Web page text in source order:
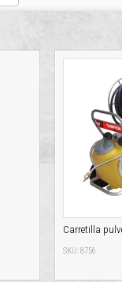
Carretilla
SKU: 8756